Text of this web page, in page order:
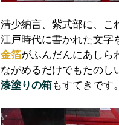
清少納言、紫式部に、こ
江戸時代に書かれた文字
金箔がふんだんにあしら
ながめるだけでもたのし
漆塗りの箱もすてきです